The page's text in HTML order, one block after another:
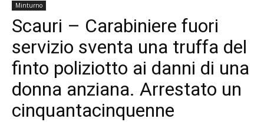
Minturno
Scauri – Carabiniere fuori
servizio sventa una truffa del
finto poliziotto ai danni di una
donna anziana. Arrestato un
cinquantacinquenne